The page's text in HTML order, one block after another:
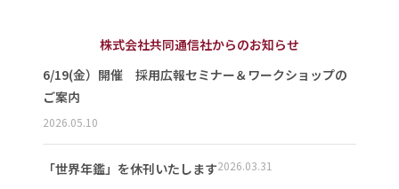
株式会社共同通信社からのお知らせ
6/19(金）開催 採用広報セミナー＆ワークショップの
ご案内
2026.05.10
「世界年鑑」を休刊いたします2026.03.31